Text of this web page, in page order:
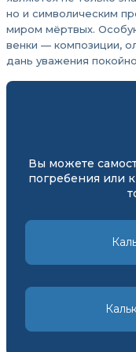
но и символическим
миром мёртвых.
венки — композиции,
дань уважения
Вы можете
погребения или